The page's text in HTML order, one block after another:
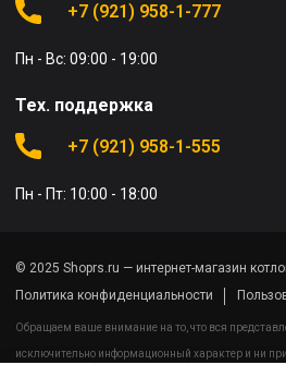
+7 (921) 958-1-777
Пн - Вс: 09:00 - 19:00
Тех. поддержка
+7 (921) 958-1-555
Пн - Пт: 10:00 - 18:00
© 2025 Shoprs.ru — интернет-магазин
Политика конфиденциальности
Обращаем ваше внимание на то, что вся
исключительно информационный характер и ни